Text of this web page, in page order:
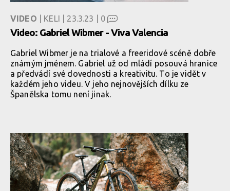
VIDEO | KELI | 23.3.23 | 0
Video: Gabriel Wibmer - Viva Valencia
Gabriel Wibmer je na trialové a freeridové scéně dobře
známým jménem. Gabriel už od mládí posouvá hranice
a předvádí své dovednosti a kreativitu. To je vidět v
každém jeho videu. V jeho nejnovějších dílku ze
Španělska tomu není jinak.